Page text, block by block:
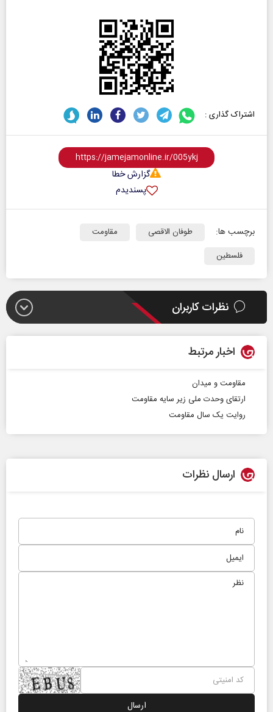
اشتراک گذاری :
گزارش خطا
پسندیدم
برچسب ها: طوفان الاقصی
مقاومت
فلسطین
نظرات کاربران
اخبار مرتبط
مقاومت و میدان
ارتقای وحدت ملی زیر سایه مقاومت
روایت یک سال مقاومت
ارسال نظرات